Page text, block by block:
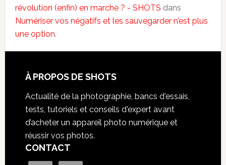
révolution (enfin) en marche ? - SHOTS dans
Numériser vos négatifs et les sauvegarder n’est plus
une option.
À PROPOS DE SHOTS
Actualité de la photographie, bancs d'essais,
tests, tutoriels et conseils d'expert avant
d’acheter un appareil photo numérique et
réussir vos photos.
CONTACT